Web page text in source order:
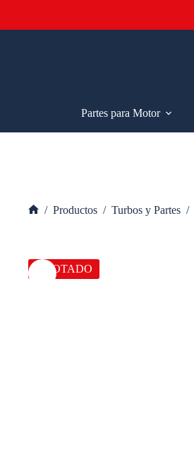
contenido
Partes para Motor
/ Productos / Turbos y Partes /
AGOTADO